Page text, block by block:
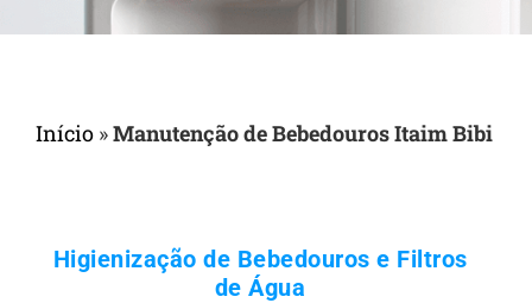
Início »Manutenção de Bebedouros Itaim Bibi
Higienização de Bebedouros e Filtros
de Água